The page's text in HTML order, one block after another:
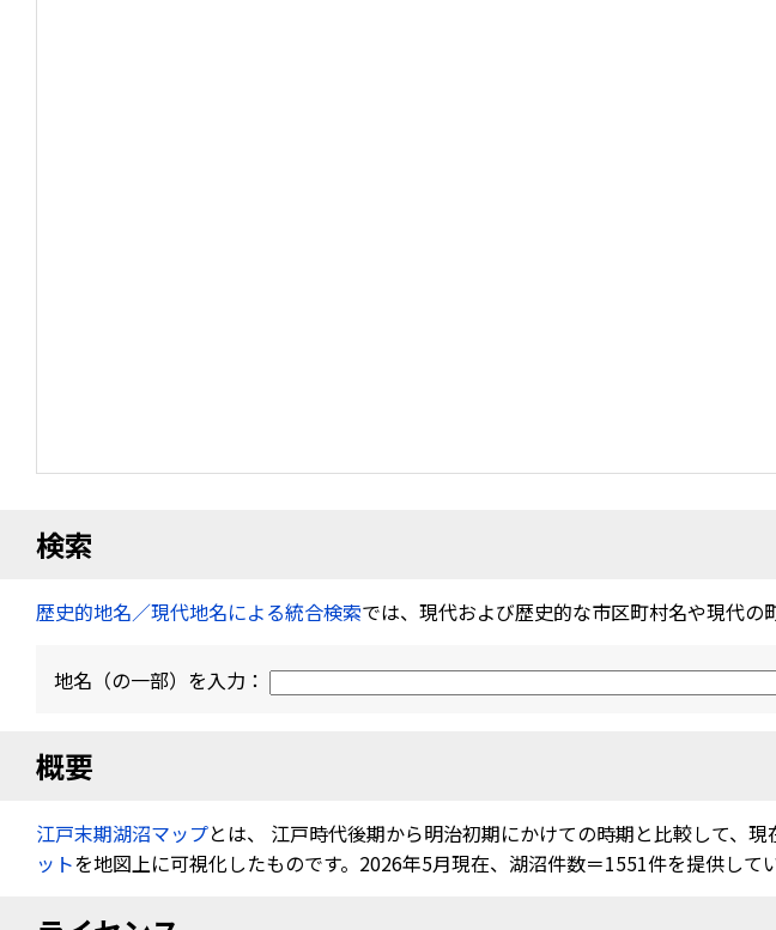
検索
歴史的地名／現代地名による統合検索では、現代および歴史的な市区町村名や現代の
地名（の一部）を入力：
概要
江戸末期湖沼マップとは、 江戸時代後期から明治初期にかけての時期と比較して、
ットを地図上に可視化したものです。2026年5月現在、湖沼件数＝1551件を提供してい